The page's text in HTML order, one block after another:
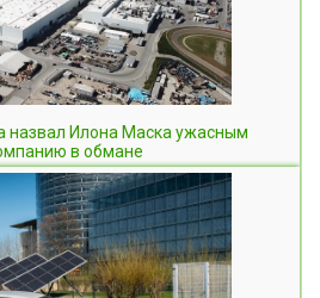
назвал Илона Маска ужасным
в обмане